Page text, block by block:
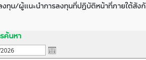
งทุน/ผู้แนะนำการลงทุนที่ปฏิบัติหน้าที่ภายใต้สัง
ค้นหา